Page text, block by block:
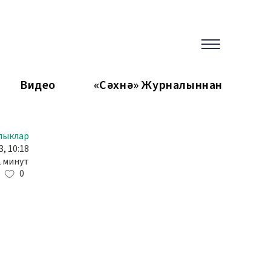
Видео «Сәхнә» Журналыннан
10:18
минут
0